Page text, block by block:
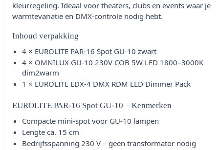
kleurregeling. Ideaal voor theaters, clubs en events waar je
warmtevariatie en DMX-controle nodig hebt.
Inhoud verpakking
4 × EUROLITE PAR-16 Spot GU-10 zwart
4 × OMNILUX GU-10 230V COB 5W LED 1800–3000K
dim2warm
1 × EUROLITE EDX-4 DMX RDM LED Dimmer Pack
EUROLITE PAR-16 Spot GU-10 – Kenmerken
Compacte mini-spot voor GU-10 lampen
Lengte ca. 15 cm
Bedrijfsspanning 230 V – geen transformator nodig